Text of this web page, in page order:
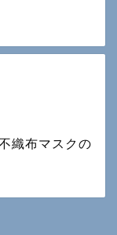
織布マスクの